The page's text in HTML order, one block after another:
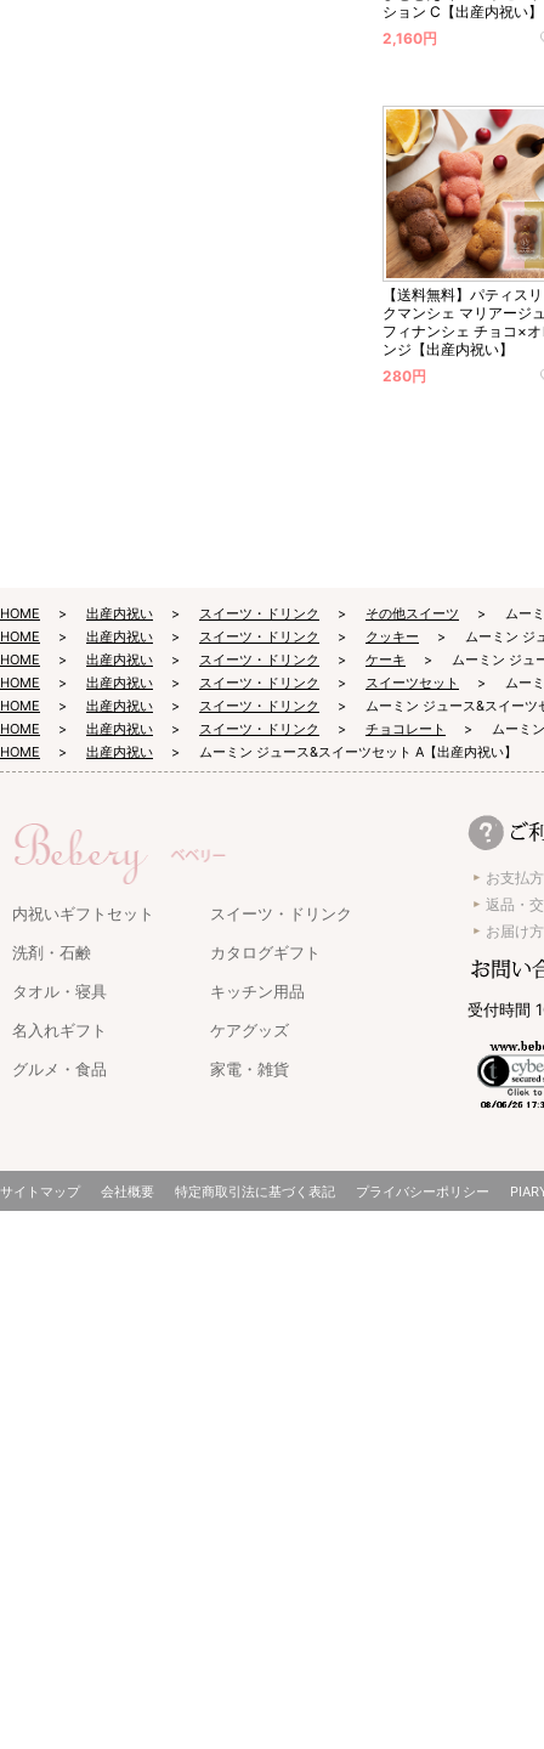
ション C【出産内祝い】
2,160円
【送料無料】パティス
クマンシェ マリアージ
フィナンシェ チョコ×
ンジ【出産内祝い】
280円
HOME 出産内祝い スイーツ・ドリンク その他スイーツ
ムー
HOME
出産内祝い スイーツ・ドリンク クッキー
ムーミン ジ
HOME
出産内祝い スイーツ・ドリンク ケーキ
ムーミン ジュ
HOME
出産内祝い スイーツ・ドリンク スイーツセット
ムー
HOME
出産内祝い スイーツ・ドリンク
ムーミン ジュース&スイーツ
HOME
出産内祝い スイーツ・ドリンク チョコレート
ムーミ
HOME
出産内祝い ムーミン ジュース&スイーツセット A【出産内祝い】
内祝いギフトセット
スイーツ・ドリンク
洗剤・石鹸
カタログギフト
タオル・寝具
キッチン用品
名入れギフト
ケアグッズ
グルメ・食品
家電・雑貨
お支払
返品・
お届け
受付時間
サイトマップ 会社概要 特定商取引法に基づく表記 プライバシーポリシー